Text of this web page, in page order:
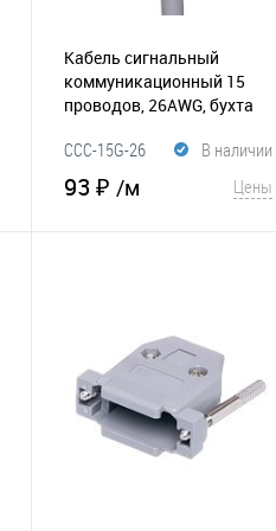
Кабель сигнальный
коммуникационный 15
проводов, 26AWG, бухта
серый(015-202) В наличии
CCC-15G-26
93 ₽ /м Цены
В избранное
Сравнение